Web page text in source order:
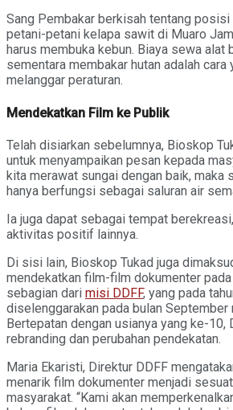
Sang Pembakar berkisah tentang
petani-petani kelapa sawit di Muaro
harus membuka kebun. Biaya sewa alat
sementara membakar hutan adalah
melanggar peraturan.
Mendekatkan Film ke Publik
Telah disiarkan sebelumnya, Bioskop
untuk menyampaikan pesan kepada
kita merawat sungai dengan baik, maka
hanya berfungsi sebagai saluran air
Ia juga dapat sebagai tempat
aktivitas positif lainnya.
Di sisi lain, Bioskop Tukad juga
mendekatkan film-film dokumenter
sebagian dari misi DDFF, yang pada
diselenggarakan pada bulan September
Bertepatan dengan usianya yang ke-10,
rebranding dan perubahan pendekatan.
Maria Ekaristi, Direktur DDFF
menarik film dokumenter menjadi
masyarakat. “Kami akan